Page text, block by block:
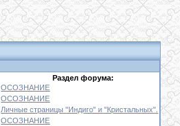
Раздел форума:
ОСОЗНАНИЕ
ОСОЗНАНИЕ
Личные страницы "Индиго" и "Кристальных".
ОСОЗНАНИЕ